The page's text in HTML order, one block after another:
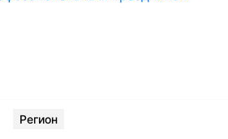
Регион